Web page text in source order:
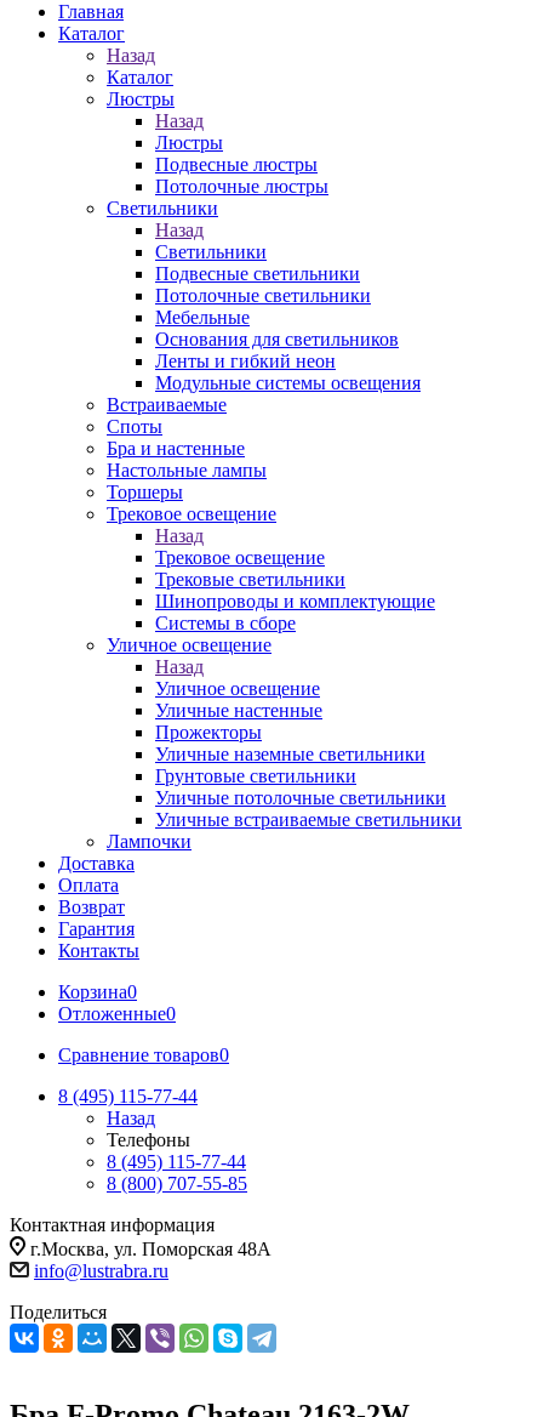
Главная
Каталог
Назад
Каталог
Люстры
Назад
Люстры
Подвесные люстры
Потолочные люстры
Светильники
Назад
Светильники
Подвесные светильники
Потолочные светильники
Мебельные
Основания для светильников
Ленты и гибкий неон
Модульные системы освещения
Встраиваемые
Споты
Бра и настенные
Настольные лампы
Торшеры
Трековое освещение
Назад
Трековое освещение
Трековые светильники
Шинопроводы и комплектующие
Системы в сборе
Уличное освещение
Назад
Уличное освещение
Уличные настенные
Прожекторы
Уличные наземные светильники
Грунтовые светильники
Уличные потолочные светильники
Уличные встраиваемые светильники
Лампочки
Доставка
Оплата
Возврат
Гарантия
Контакты
Корзина0
Отложенные0
Сравнение товаров0
8 (495) 115-77-44
Назад
Телефоны
8 (495) 115-77-44
8 (800) 707-55-85
Контактная информация
г.Москва, ул. Поморская 48А
info@lustrabra.ru
Поделиться